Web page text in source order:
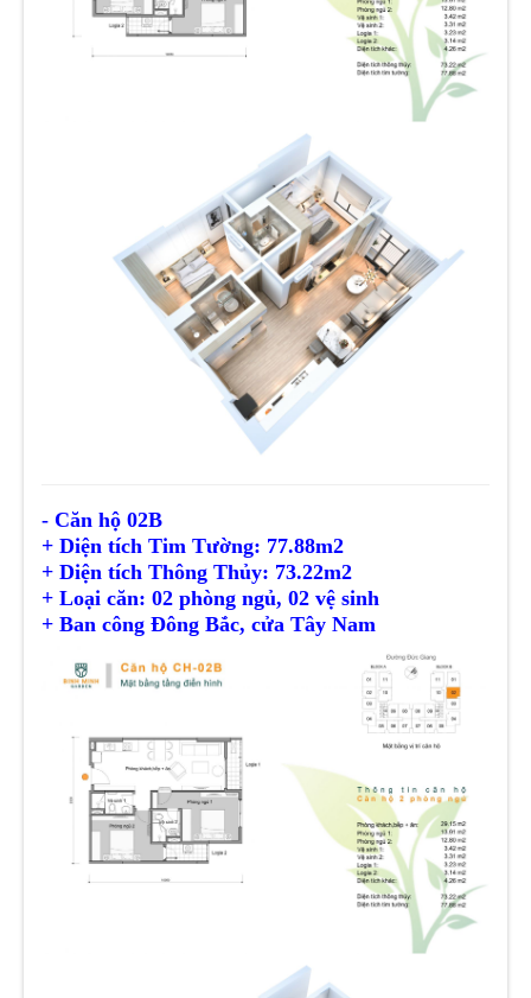
- Căn hộ 02B
+ Diện tích Tim Tường: 77.88m2
+ Diện tíchThông Thủy: 73.22m2
+ Loại căn: 02 phòng ngủ, 02 vệ sinh
+ Ban công Đông Bắc, cửa Tây Nam